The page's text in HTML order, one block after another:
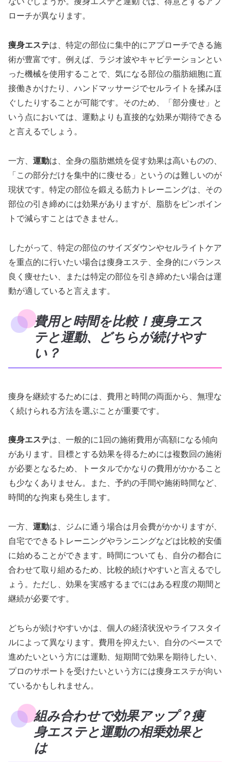
ローチが異なります。
痩身エステは、特定の部位に集中的にアプローチできる施
術が豊富です。例えば、ラジオ波やキャビテーションとい
った機械を使用することで、気になる部位の脂肪細胞に直
接働きかけたり、ハンドマッサージでセルライトを揉みほ
ぐしたりすることが可能です。そのため、「部分痩せ」と
いう点においては、運動よりも直接的な効果が期待できる
と言えるでしょう。
一方、 運動は、全身の脂肪燃焼を促す効果は高いものの、
「この部分だけを集中的に痩せる」というのは難しいのが
現状です。特定の部位を鍛える筋力トレーニングは、その
部位の引き締めには効果がありますが、脂肪をピンポイン
トで減らすことはできません。
したがって、特定の部位のサイズダウンやセルライトケア
を重点的に行いたい場合は痩身エステ、全身的にバランス
良く痩せたい、または特定の部位を引き締めたい場合は運
動が適していると言えます。
費用と時間を比較！痩身エス
テと運動、どちらが続けやす
い？
痩身を継続するためには、費用と時間の両面から、無理な
く続けられる方法を選ぶことが重要です。
痩身エステは、一般的に1回の施術費用が高額になる傾向
があります。目標とする効果を得るためには複数回の施術
が必要となるため、トータルでかなりの費用がかかること
も少なくありません。また、予約の手間や施術時間など、
時間的な拘束も発生します。
一方、 運動は、ジムに通う場合は月会費がかかりますが、
自宅でできるトレーニングやランニングなどは比較的安価
に始めることができます。時間についても、自分の都合に
合わせて取り組めるため、比較的続けやすいと言えるでし
ょう。ただし、効果を実感するまでにはある程度の期間と
継続が必要です。
どちらが続けやすいかは、個人の経済状況やライフスタイ
ルによって異なります。費用を抑えたい、自分のペースで
進めたいという方には運動、短期間で効果を期待したい、
プロのサポートを受けたいという方には痩身エステが向い
ているかもしれません。
組み合わせで効果アップ？痩
身エステと運動の相乗効果と
は